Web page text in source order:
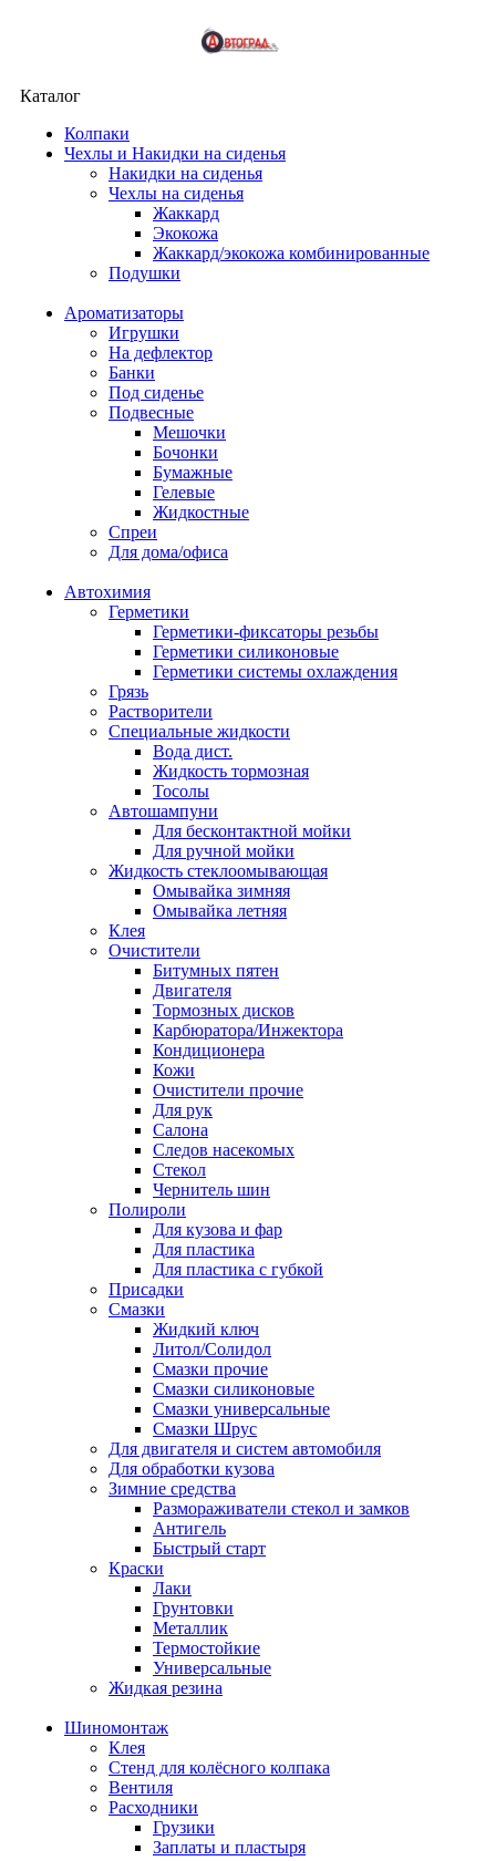
Каталог
Колпаки
Чехлы и Накидки на сиденья
Накидки на сиденья
Чехлы на сиденья
Жаккард
Экокожа
Жаккард/экокожа комбинированные
Подушки
Ароматизаторы
Игрушки
На дефлектор
Банки
Под сиденье
Подвесные
Мешочки
Бочонки
Бумажные
Гелевые
Жидкостные
Спреи
Для дома/офиса
Автохимия
Герметики
Герметики-фиксаторы резьбы
Герметики силиконовые
Герметики системы охлаждения
Грязь
Растворители
Специальные жидкости
Вода дист.
Жидкость тормозная
Тосолы
Автошампуни
Для бесконтактной мойки
Для ручной мойки
Жидкость стеклоомывающая
Омывайка зимняя
Омывайка летняя
Клея
Очистители
Битумных пятен
Двигателя
Тормозных дисков
Карбюратора/Инжектора
Кондиционера
Кожи
Очистители прочие
Для рук
Салона
Следов насекомых
Стекол
Чернитель шин
Полироли
Для кузова и фар
Для пластика
Для пластика с губкой
Присадки
Смазки
Жидкий ключ
Литол/Солидол
Смазки прочие
Смазки силиконовые
Смазки универсальные
Смазки Шрус
Для двигателя и систем автомобиля
Для обработки кузова
Зимние средства
Размораживатели стекол и замков
Антигель
Быстрый старт
Краски
Лаки
Грунтовки
Металлик
Термостойкие
Универсальные
Жидкая резина
Шиномонтаж
Клея
Стенд для колёсного колпака
Вентиля
Расходники
Грузики
Заплаты и пластыря